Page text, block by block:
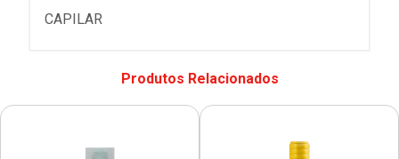
CAPILAR
Produtos Relacionados